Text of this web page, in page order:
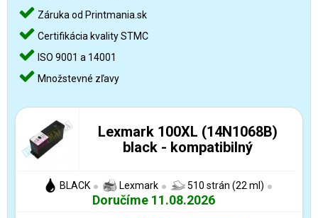
Záruka od Printmania.sk
Certifikácia kvality STMC
ISO 9001 a 14001
Množstevné zľavy
Lexmark 100XL (14N1068B)
black - kompatibilný
BLACK Lexmark 510 strán (22 ml)
Doručíme 11.08.2026